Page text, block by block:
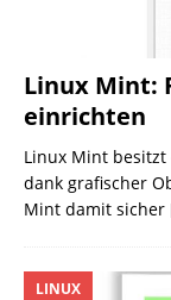
Linux Mint:
einrichten
Linux Mint
dank grafischer
Mint damit sicher
LINUX